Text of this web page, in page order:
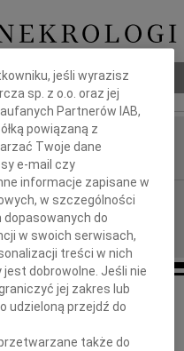
jeśli wyrazisz
sp. z o.o. oraz jej
Partnerów IAB,
powiązaną z
Twoje dane
e-mail czy
informacje zapisane w
w szczególności
do
w swoich serwisach,
treści w nich
dobrowolne. Jeśli nie
jej zakres lub
udzieloną przejdź do
także do